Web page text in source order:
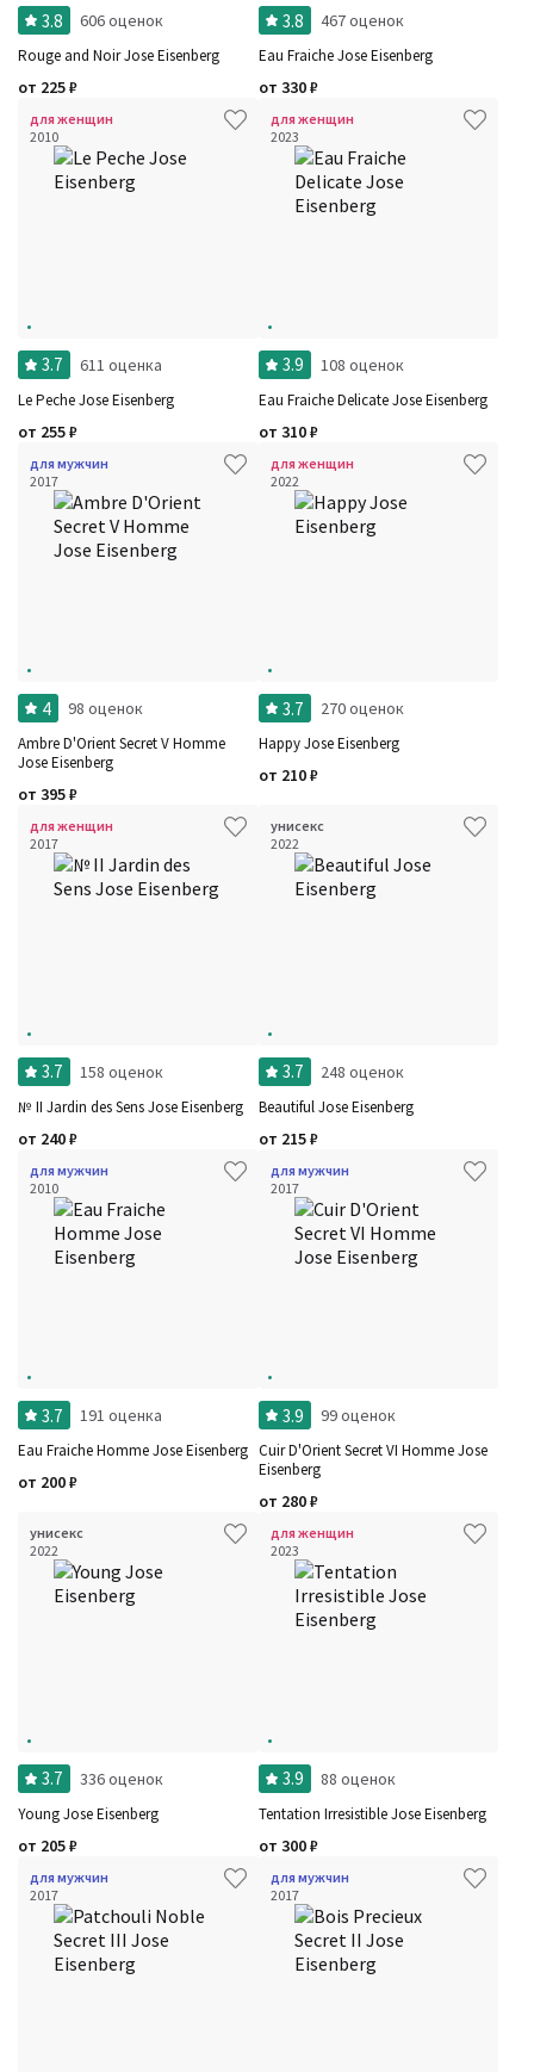
3.8 606 оценок
Rouge and Noir Jose Eisenberg
от 225₽
3.8 467 оценок
Eau Fraiche Jose Eisenberg
от 330₽
для женщин
2010
3.7 611 оценка
Le Peche Jose Eisenberg
от 255₽
для женщин
2023
3.9 108 оценок
Eau Fraiche Delicate Jose Eisenberg
от 310₽
для мужчин
2017
4 98 оценок
Ambre D'Orient Secret V Homme
Jose Eisenberg
от 395₽
для женщин
2022
3.7 270 оценок
Happy Jose Eisenberg
от 210₽
для женщин
2017
3.7 158 оценок
№ II Jardin des Sens Jose Eisenberg
от 240₽
унисекс
2022
3.7 248 оценок
Beautiful Jose Eisenberg
от 215₽
для мужчин
2010
3.7 191 оценка
Eau Fraiche Homme Jose Eisenberg
от 200₽
для мужчин
2017
3.9 99 оценок
Cuir D'Orient Secret VI Homme Jose
Eisenberg
от 280₽
унисекс
2022
3.7 336 оценок
Young Jose Eisenberg
от 205₽
для женщин
2023
3.9 88 оценок
Tentation Irresistible Jose Eisenberg
от 300₽
для мужчин
2017
для мужчин
2017